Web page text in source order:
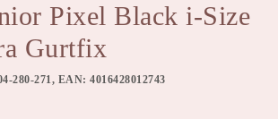
Pixel Black i-Size
Gurtfix
280-271, EAN: 4016428012743